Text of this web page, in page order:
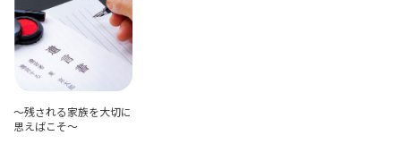
～残される家族を大切に
思えばこそ～